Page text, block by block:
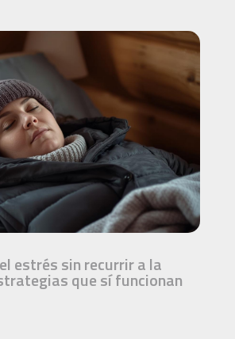
estrés sin recurrir a la
que sí funcionan